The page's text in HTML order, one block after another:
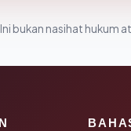
bukan nasihat hukum